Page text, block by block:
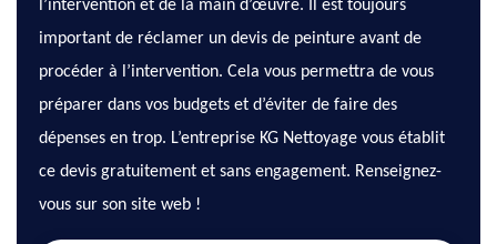
l’intervention et de la main d’œuvre. Il est toujours
important de réclamer un devis de peinture avant de
procéder à l’intervention. Cela vous permettra de vous
préparer dans vos budgets et d’éviter de faire des
dépenses en trop. L’entreprise KG Nettoyage vous établit
ce devis gratuitement et sans engagement. Renseignez-
vous sur son site web !